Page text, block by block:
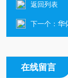
返回列表
下一个：华
在线留言